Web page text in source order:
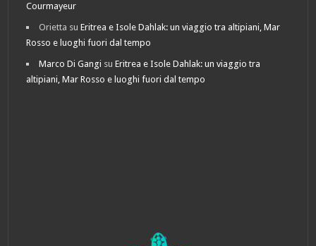
Courmayeur
Orietta suEritrea e Isole Dahlak: un viaggio tra altipiani, Mar
Rosso e luoghi fuori dal tempo
Marco Di Gangi suEritrea e Isole Dahlak: un viaggio tra
altipiani, Mar Rosso e luoghi fuori dal tempo